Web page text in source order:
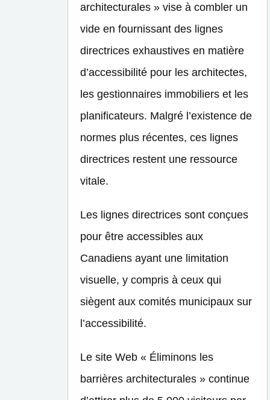
architecturales » vise à combler un
vide en fournissant des lignes
directrices exhaustives en matière
d’accessibilité pour les architectes,
les gestionnaires immobiliers et les
planificateurs. Malgré l’existence de
normes plus récentes, ces lignes
directrices restent une ressource
vitale.
Les lignes directrices sont conçues
pour être accessibles aux
Canadiens ayant une limitation
visuelle, y compris à ceux qui
siègent aux comités municipaux sur
l’accessibilité.
Le site Web « Éliminons les
barrières architecturales » continue